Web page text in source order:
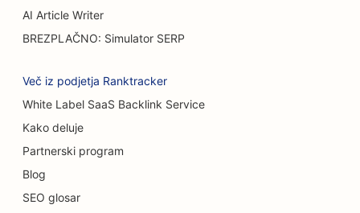
SEO za restavracije s priložnostno prehrano
SEO za prodajalne preprog in talnih oblog
SEO za avtopralnice
SEO za samopostrežne restavracije
SEO za kiropraktike
AI Article Writer
BREZPLAČNO: Simulator SERP
Več iz podjetja Ranktracker
White Label SaaS Backlink Service
Kako deluje
Partnerski program
Blog
SEO glosar